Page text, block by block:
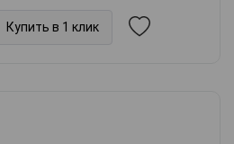
Купить в 1 клик